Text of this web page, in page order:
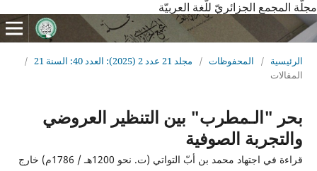
مجلّة المجمع الجزائريّ للّغة العربيّة
الرئيسية / المحفوظات / مجلد 21 عدد 2 (2025): العدد 40: السنة 21
/
المقالات
بحر "الـمطرب" بين التنظير العروضي
والتجربة الصوفية
قراءة في اجتهاد محمد بن أبّ التواتي (ت. نحو 1200هـ / 1786م) خارج